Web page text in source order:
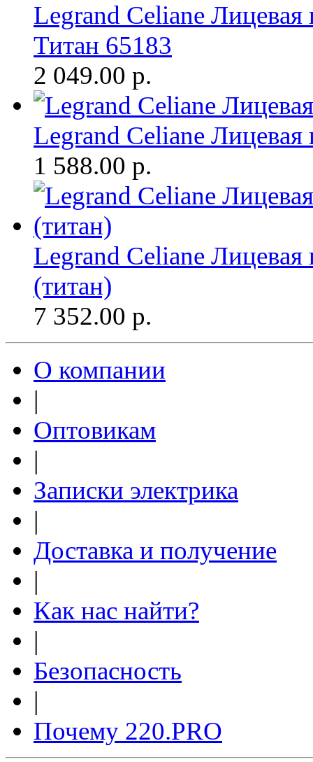
Legrand Celiane Лицевая
Титан 65183
2 049.00 р.
Legrand Celiane Лицевая
1 588.00 р.
Legrand Celiane Лицевая
(титан)
7 352.00 р.
О компании
|
Оптовикам
|
Записки электрика
|
Доставка и получение
|
Как нас найти?
|
Безопасность
|
Почему 220.PRO